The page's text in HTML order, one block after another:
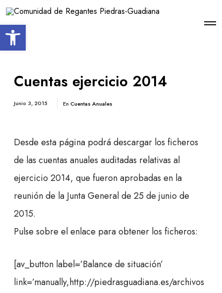
Cuentas ejercicio 2014
Junio 3, 2015 En Cuentas Anuales
Desde esta página podrá descargar los ficheros
de las cuentas anuales auditadas relativas al
ejercicio 2014, que fueron aprobadas en la
reunión de la Junta General de 25 de junio de
2015.
Pulse sobre el enlace para obtener los ficheros:
[av_button label=’Balance de situación’
link=’manually,http://piedrasguadiana.es/archivos
Open toolbar